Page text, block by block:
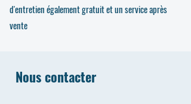
d'entretien également gratuit et un service après
vente
Nous contacter